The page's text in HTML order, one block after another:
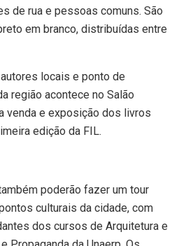
de rua e pessoas comuns. São
em branco, distribuídas entre
locais e ponto de
região acontece no Salão
venda e exposição dos livros
edição da FIL.
poderão fazer um tour
culturais da cidade, com
dos cursos de Arquitetura e